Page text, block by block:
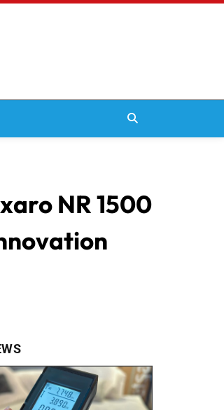
NR 1500